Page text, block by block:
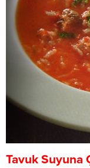
Tavuk Suyuna